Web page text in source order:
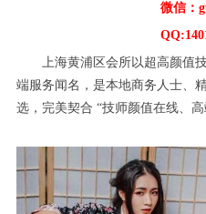
微信：
上海黄浦区会所以超高颜值技
端服务闻名，是本地商务人士、
选，完美契合 “技师颜值在线、高